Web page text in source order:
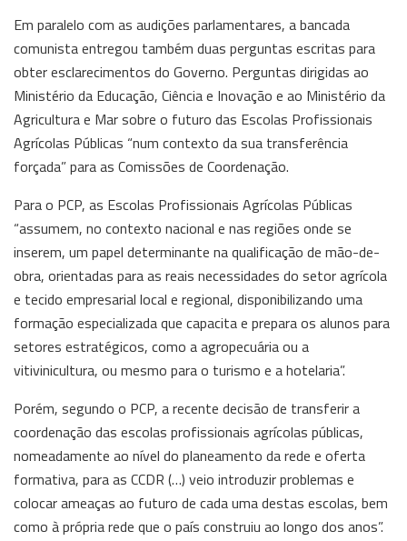
Em paralelo com as audições parlamentares, a bancada
comunista entregou também duas perguntas escritas para
obter esclarecimentos do Governo. Perguntas dirigidas ao
Ministério da Educação, Ciência e Inovação e ao Ministério da
Agricultura e Mar sobre o futuro das Escolas Profissionais
Agrícolas Públicas “num contexto da sua transferência
forçada” para as Comissões de Coordenação.
Para o PCP, as Escolas Profissionais Agrícolas Públicas
“assumem, no contexto nacional e nas regiões onde se
inserem, um papel determinante na qualificação de mão-de-
obra, orientadas para as reais necessidades do setor agrícola
e tecido empresarial local e regional, disponibilizando uma
formação especializada que capacita e prepara os alunos para
setores estratégicos, como a agropecuária ou a
vitivinicultura, ou mesmo para o turismo e a hotelaria”.
Porém, segundo o PCP, a recente decisão de transferir a
coordenação das escolas profissionais agrícolas públicas,
nomeadamente ao nível do planeamento da rede e oferta
formativa, para as CCDR (…) veio introduzir problemas e
colocar ameaças ao futuro de cada uma destas escolas, bem
como à própria rede que o país construiu ao longo dos anos”.